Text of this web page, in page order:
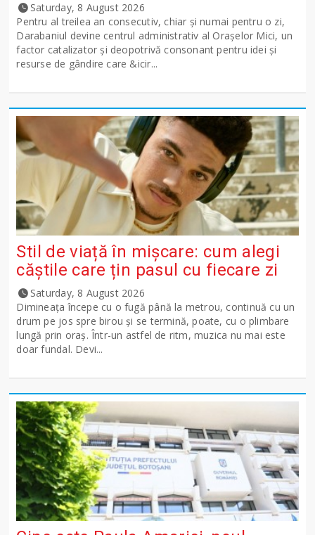
Saturday, 8 August 2026
Pentru al treilea an consecutiv, chiar și numai pentru o zi,
Darabaniul devine centrul administrativ al Orașelor Mici, un
factor catalizator și deopotrivă consonant pentru idei și
resurse de gândire care &icir...
Stil de viață în mișcare: cum alegi
căștile care țin pasul cu fiecare zi
Saturday, 8 August 2026
Dimineața începe cu o fugă până la metrou, continuă cu un
drum pe jos spre birou și se termină, poate, cu o plimbare
lungă prin oraș. Într-un astfel de ritm, muzica nu mai este
doar fundal. Devi...